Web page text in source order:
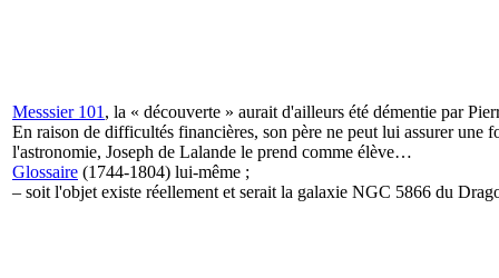
Messsier 101 , la « découverte » aurait d'ailleurs été démentie par
En raison de difficultés financières, son père ne peut lui assurer
l'astronomie, Joseph de Lalande le prend comme élève…
Glossaire (1744-1804) lui-même ;
– soit l'objet existe réellement et serait la galaxie NGC 5866 du